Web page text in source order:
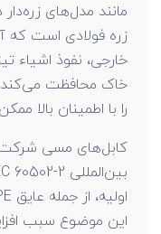
مانند مدل‌های
زره فولادی است که
خارجی، نفوذ اشیاء
خاک محافظت
را با اطمینان بالا
کابل‌های مسی شرکت
این موضوع سبب